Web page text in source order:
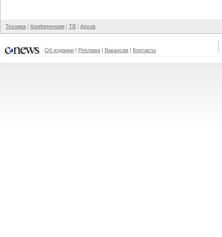
Техника Конференции ТВ Архив
Об издании Реклама Вакансии Контакты